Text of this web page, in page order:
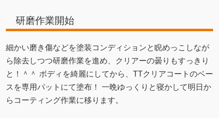
研磨作業開始
細かい磨き傷などを塗装コンディションと睨めっこしなが
ら除去しつつ研磨作業を進め、クリアーの曇りもすっきり
と！＾＾ ボディを綺麗にしてから、TTクリアコートのベー
スを専用パットにて塗布！ 一晩ゆっくりと寝かして明日か
らコーティング作業に移ります。